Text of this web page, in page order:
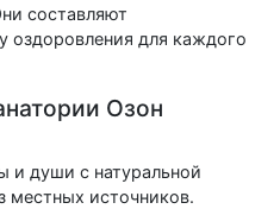
составляют
оздоровления для каждого
Озон
и души с натуральной
местных источников.